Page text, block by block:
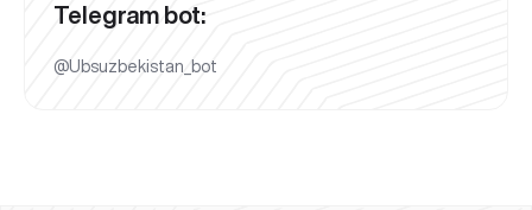
Telegram bot:
@Ubsuzbekistan_bot